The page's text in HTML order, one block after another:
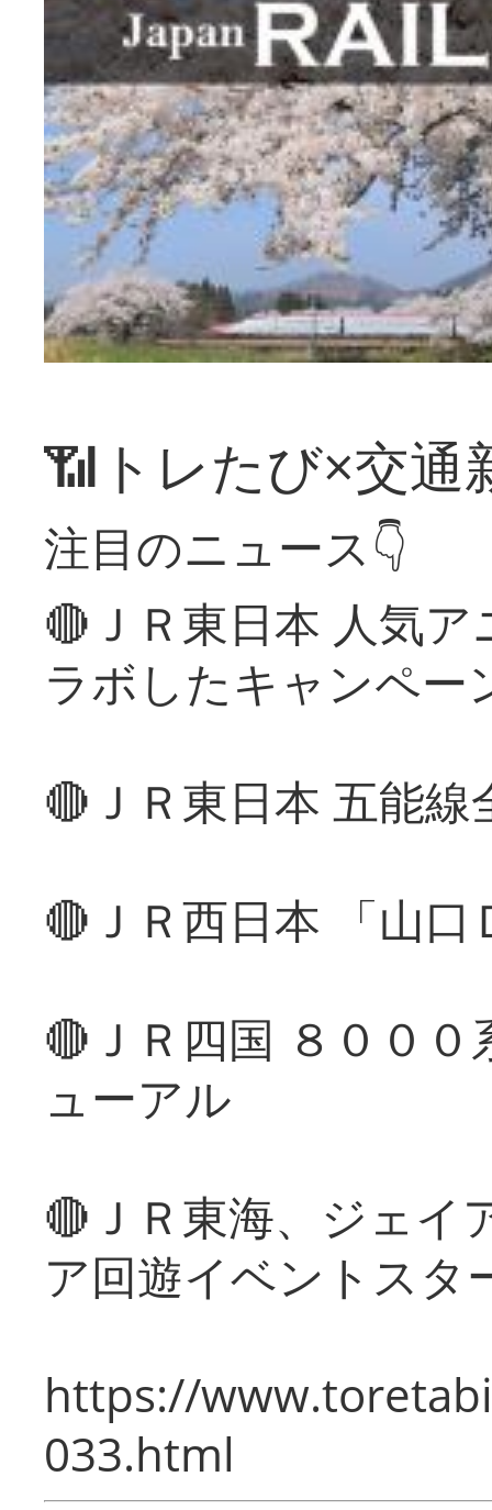
📶トレたび×交通
注目のニュース👇
🔴ＪＲ東日本 人気
ラボしたキャンペー
🔴ＪＲ東日本 五能
🔴ＪＲ西日本 「山
🔴ＪＲ四国 ８００
ューアル
🔴ＪＲ東海、ジェイ
ア回遊イベントスタ
https://
033.html